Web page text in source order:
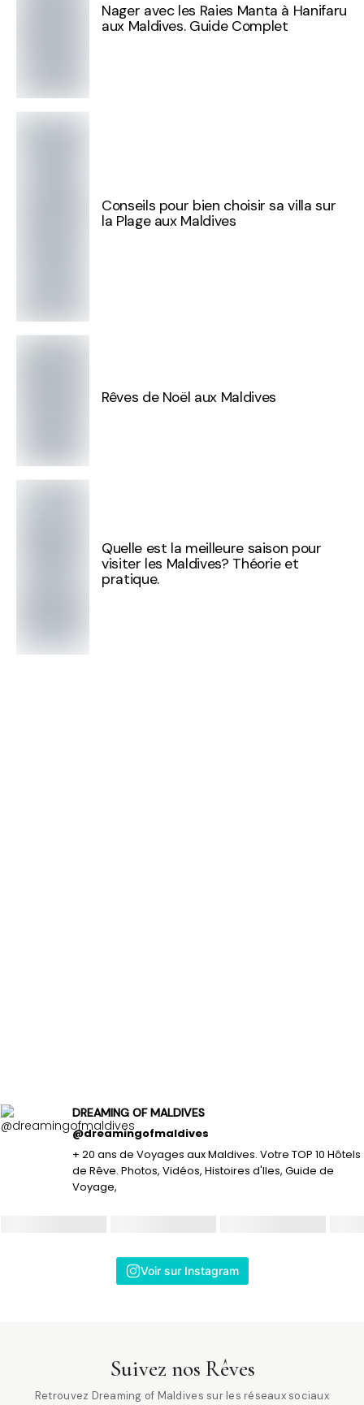
Nager avec les Raies Manta à Hanifaru
aux Maldives. Guide Complet
Conseils pour bien choisir sa villa sur
la Plage aux Maldives
Rêves de Noël aux Maldives
Quelle est la meilleure saison pour
visiter les Maldives? Théorie et
pratique.
DREAMING OF MALDIVES
@dreamingofmaldives
+ 20 ans de Voyages aux Maldives. Votre TOP 10 Hôtels
de Rêve. Photos, Vidéos, Histoires d'Iles, Guide de
Voyage,
Voir sur Instagram
Suivez nos Rêves
Retrouvez Dreaming of Maldives sur les réseaux sociaux